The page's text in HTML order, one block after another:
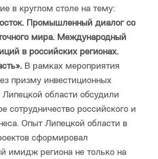
в круглом столе на тему:
Промышленный диалог со
мира. Международный
в российских регионах.
В рамках мероприятия
призму инвестиционных
области обсудили
сотрудничество российского и
Опыт Липецкой области в
сформировал
имидж региона не только на